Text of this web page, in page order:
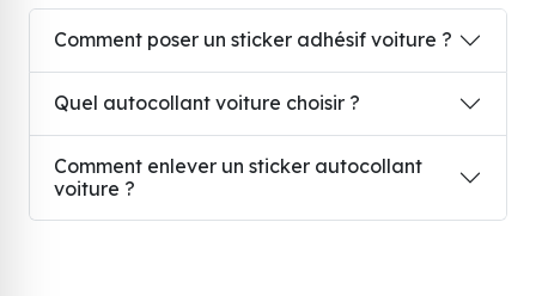
Comment poser un sticker adhésif voiture ?
Quel autocollant voiture choisir ?
Comment enlever un sticker autocollant
voiture ?